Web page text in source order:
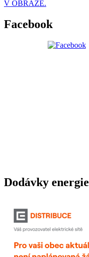
V OBRAZE.
Facebook
Dodávky energie